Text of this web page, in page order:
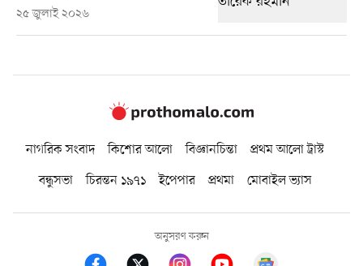
২৫ জুলাই ২০২৬
নাগরিক সংবাদ কিশোর আলো বিজ্ঞানচিন্তা
প্রথম আলো ট্রাস্ট
বন্ধুসভা
চিরন্তন ১৯৭১ ইপেপার প্রথমা মোবাইল ভ্যাস
অনুসরণ করুন